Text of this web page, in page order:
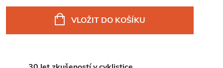
VLOŽIT DO KOŠÍKU